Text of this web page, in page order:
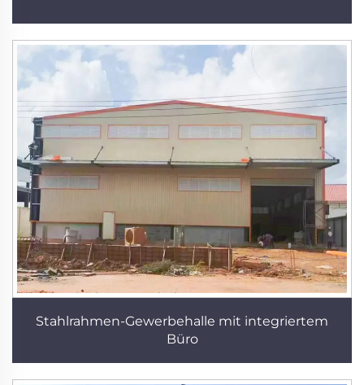
Stahlrahmen-Gewerbehalle mit integriertem
Büro